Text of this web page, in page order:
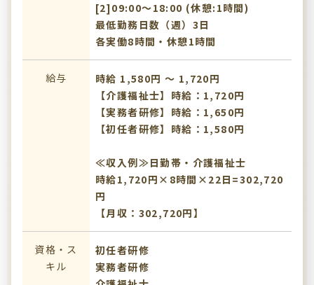
[2]09:00〜18:00 (休憩:1時間)
最低勤務日数（週）3日
各実働8時間・休憩1時間
給与
時給 1,580円 〜 1,720円
【介護福祉士】時給：1,720円
【実務者研修】時給：1,650円
【初任者研修】時給：1,580円
≪収入例≫日勤帯・介護福祉士
時給1,720円×8時間×22日=302,720
円
【月収：302,720円】
資格・ス
キル
初任者研修
実務者研修